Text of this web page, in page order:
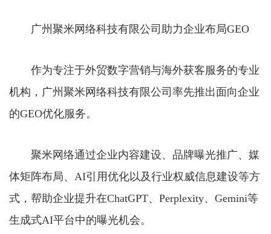
广州聚米网络科技有限公司助力企业布局GEO
作为专注于外贸数字营销与海外获客服务的专业
机构，广州聚米网络科技有限公司率先推出面向企业
的GEO优化服务。
聚米网络通过企业内容建设、品牌曝光推广、媒
体矩阵布局、AI引用优化以及行业权威信息建设等方
式，帮助企业提升在ChatGPT、Perplexity、Gemini等
生成式AI平台中的曝光机会。